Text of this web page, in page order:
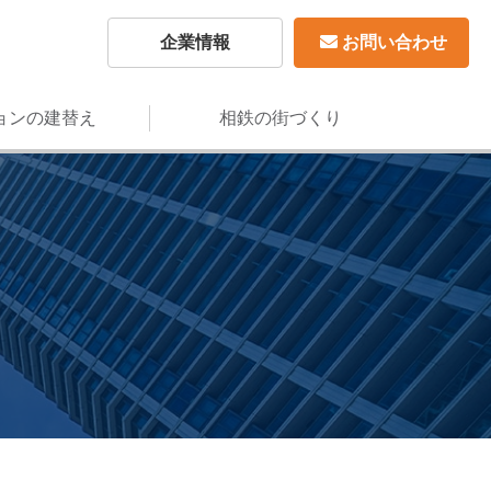
企業情報 お問い合わせ
ンの建替え 相鉄の街づくり